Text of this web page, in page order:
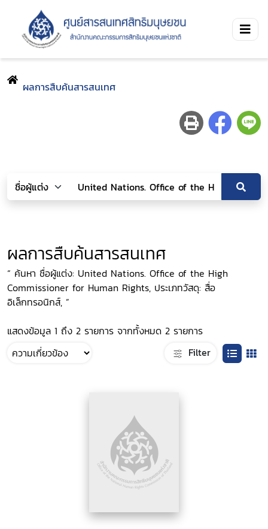
ผลการสืบค้นสารสนเทศ
ผลการสืบค้นสารสนเทศ
“ ค้นหา ชื่อผู้แต่ง: United Nations. Office of the High
Commissioner for Human Rights, ประเภทวัสดุ: สื่อ
อิเล็กทรอนิกส์, ”
แสดงข้อมูล 1 ถึง 2 รายการ จากทั้งหมด 2 รายการ
Filter